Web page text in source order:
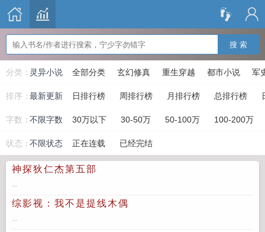
搜 索
分类： 全部分类 玄幻修真 重生穿越 都市小说 军
灵异小说
排序： 日排行榜 周排行榜 月排行榜 总排行榜
最新更新
字数：不限字数 30万以下 30-50万 50-100万 100-200万
状态：不限状态 正在连载 已经完结
神探狄仁杰第五部
...
综影视：我不是提线木偶
...